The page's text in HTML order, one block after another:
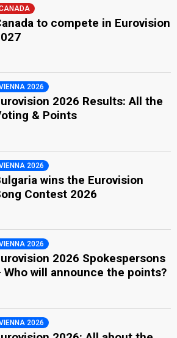
to compete in Eurovision
2026
2026 Results: All the
& Points
2026
wins the Eurovision
Contest 2026
2026
2026 Spokespersons
Who will announce the points?
2026